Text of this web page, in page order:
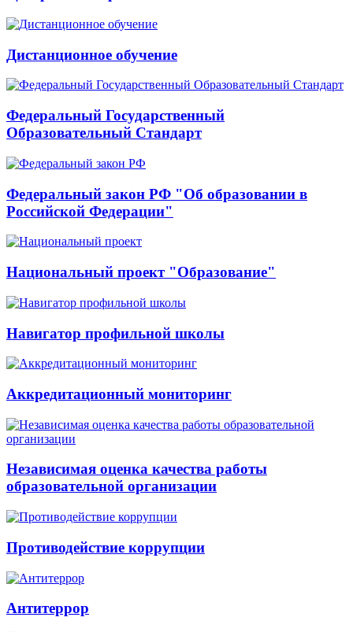
Дистанционное обучение
Федеральный Государственный
Образовательный Стандарт
Федеральный закон РФ "Об образовании в
Российской Федерации"
Национальный проект "Образование"
Навигатор профильной школы
Аккредитационный мониторинг
Независимая оценка качества работы
образовательной организации
Противодействие коррупции
Антитеррор